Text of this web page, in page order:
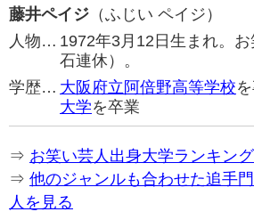
藤井ペイジ （ふじい ペイジ）
人物… 1972年3月12日生まれ。
石連休）。
学歴… 大阪府立阿倍野高等学校
大学を卒業
⇒ お笑い芸人出身大学ランキン
⇒ 他のジャンルも合わせた追手
人を見る